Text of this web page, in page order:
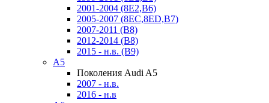
2001-2004 (8E2,B6)
2005-2007 (8EC,8ED,B7)
2007-2011 (B8)
2012-2014 (B8)
2015 - н.в. (B9)
A5
Поколения Audi A5
2007 - н.в.
2016 - н.в